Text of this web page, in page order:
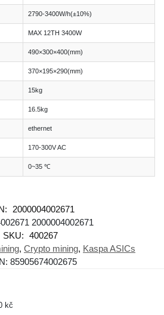
2790-3400W/h(±10%)
MAX 12TH 3400W
490×300×400(mm)
370×195×290(mm)
15kg
16.5kg
ethernet
170-300V AC
0~35 ℃
2000004002671
2000004002671
SKU: 400267
, Crypto mining, Kaspa ASICs
85905674002675
kč